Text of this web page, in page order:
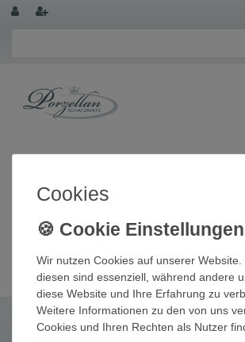
Cookies
Wir nutzen Cookies auf unserer Website.
diesen sind essenziell, während andere
diese Website und Ihre Erfahrung zu
Weitere Informationen zu den von uns
Cookies und Ihren Rechten als Nutzer